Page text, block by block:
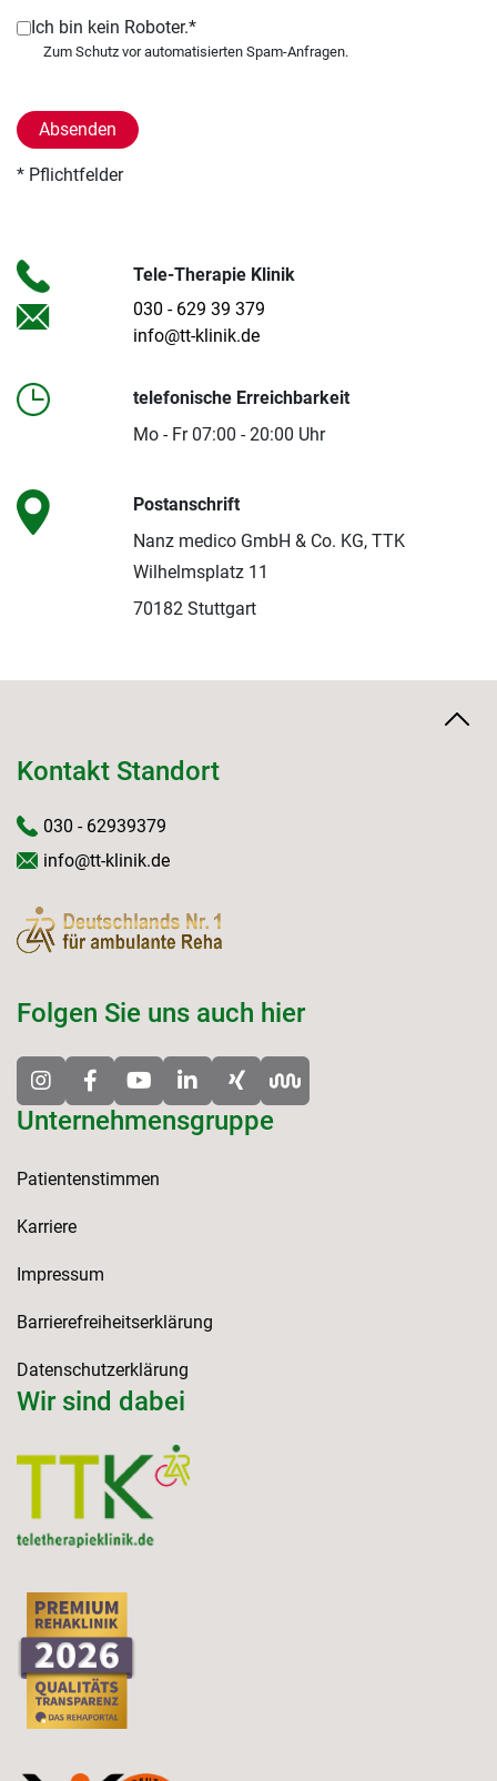
Ich bin kein Roboter.*
* Pflichtfelder
Tele-Therapie Klinik
030 - 629 39 379
info@tt-klinik.de
telefonische Erreichbarkeit
Mo - Fr 07:00 - 20:00 Uhr
Postanschrift
Nanz medico GmbH & Co. KG, TTK
Wilhelmsplatz 11
70182 Stuttgart
Unternehmensgruppe
Patientenstimmen
Karriere
Impressum
Barrierefreiheitserklärung
Datenschutzerklärung
Kontakt Standort
030 - 62939379
info@tt-klinik.de
Folgen Sie uns auch hier
Wir sind dabei